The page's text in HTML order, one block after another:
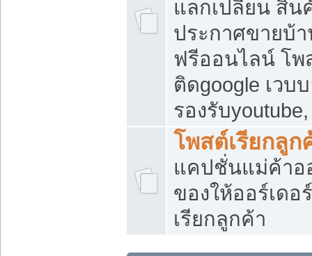
แลกเปลี่ยน สิน
ประกาศขายบ้
ฟรีออนไลน์ โพ
ติดgoogle เวบ
รองรับ
โพสต์เรียกลูก
แคปชั่นแม่ค้าอ
ของให้ออร์เดอ
เรียกลูกค้า